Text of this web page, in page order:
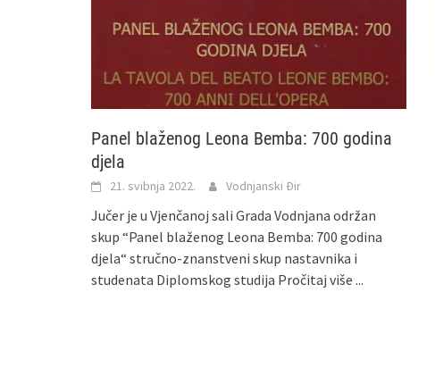
Panel blaženog Leona Bemba: 700 godina
djela
21. svibnja 2022. Vodnjanski Đir
Jučer je u Vjenčanoj sali Grada Vodnjana održan
skup “Panel blaženog Leona Bemba: 700 godina
djela“ stručno-znanstveni skup nastavnika i
studenata Diplomskog studija Pročitaj više ...